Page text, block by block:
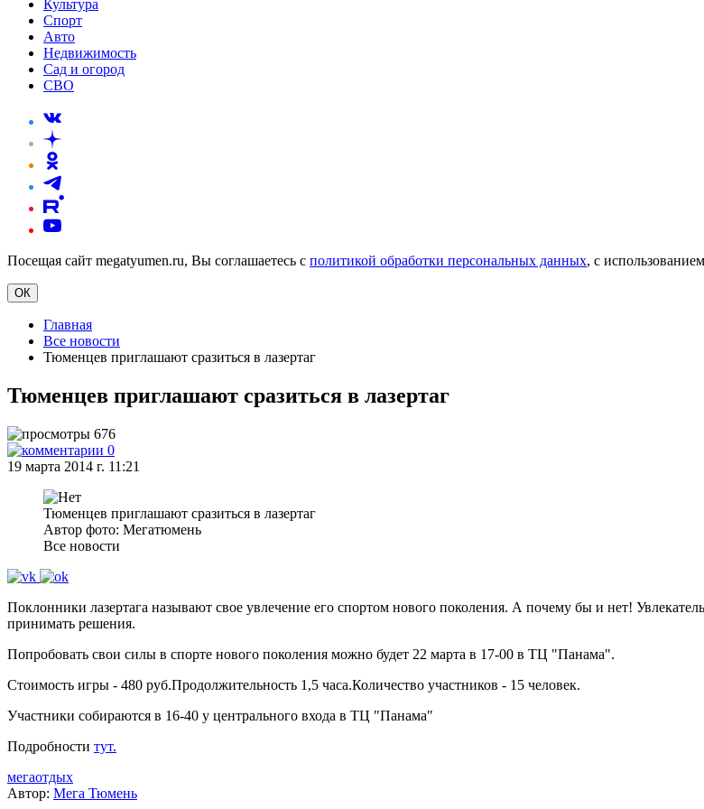
Культура
Спорт
Авто
Недвижимость
Сад и огород
СВО
Посещая сайт megatyumen.ru, Вы соглашаетесь с политикой обработки персональных данных, с
ОК
Главная
Все новости
Тюменцев приглашают сразиться в лазертаг
Тюменцев приглашают сразиться в лазертаг
676
0
19 марта 2014 г. 11:21
Тюменцев приглашают сразиться в лазертаг
Автор фото: Мегатюмень
Все новости
Поклонники лазертага называют свое увлечение его спортом нового поколения. А почему бы и нет!
принимать решения.
Попробовать свои силы в спорте нового поколения можно будет 22 марта в 17-00 в ТЦ "Панама".
Стоимость игры - 480 руб.Продолжительность 1,5 часа.Количество участников - 15 человек.
Участники собираются в 16-40 у центрального входа в ТЦ "Панама"
Подробности тут.
мегаотдых
Автор: Мега Тюмень